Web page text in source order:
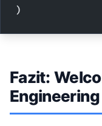
)
Fazit:
Engineering